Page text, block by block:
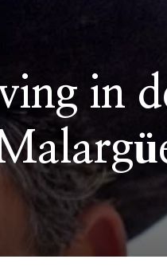
in